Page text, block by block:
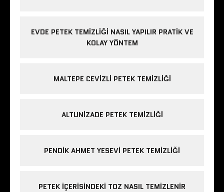
EVDE PETEK TEMIZLIĞI NASIL YAPILIR PRATIK VE
KOLAY YÖNTEM
MALTEPE CEVIZLI PETEK TEMIZLIĞI
ALTUNIZADE PETEK TEMIZLIĞI
PENDIK AHMET YESEVI PETEK TEMIZLIĞI
PETEK IÇERISINDEKI TOZ NASIL TEMIZLENIR